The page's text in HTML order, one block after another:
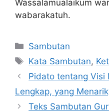
Wassalamualaikum
wabarakatuh.
Kategori
Sambutan
Tag
Kata Sambutan,
Pidato tentang Visi
Lengkap, yang
Teks Sambutan